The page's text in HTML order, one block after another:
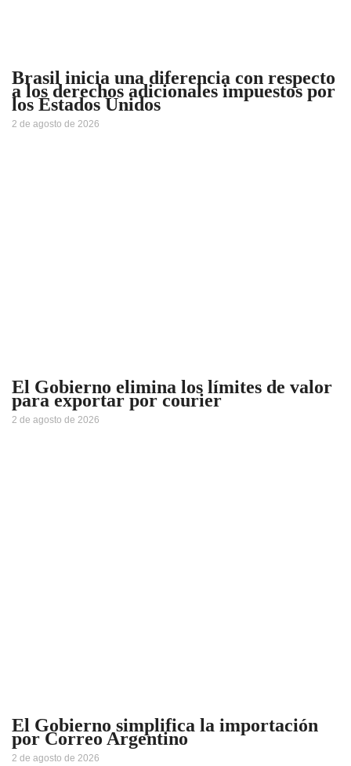
Brasil inicia una diferencia con respecto
a los derechos adicionales impuestos por
los Estados Unidos
2 de agosto de 2026
El Gobierno elimina los límites de valor
para exportar por courier
2 de agosto de 2026
El Gobierno simplifica la importación
por Correo Argentino
2 de agosto de 2026